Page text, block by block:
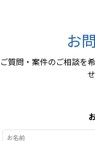
お
ご質問・案件のご相談を